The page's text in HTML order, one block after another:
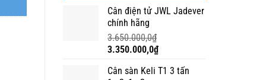
Cân điện tử JWL Jadever
chính hãng
3.650.000,0₫
Giá
là:
3.350.000,0₫Giá
tại
Cân sàn Keli T1 3 tấn